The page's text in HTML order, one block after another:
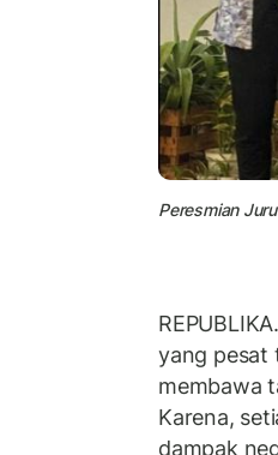
Peresmian
yang pesat
membawa
Karena,
dampak